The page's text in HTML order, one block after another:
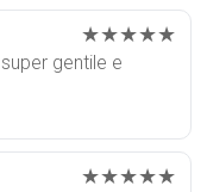
★★★★★
gentile e
★★★★★